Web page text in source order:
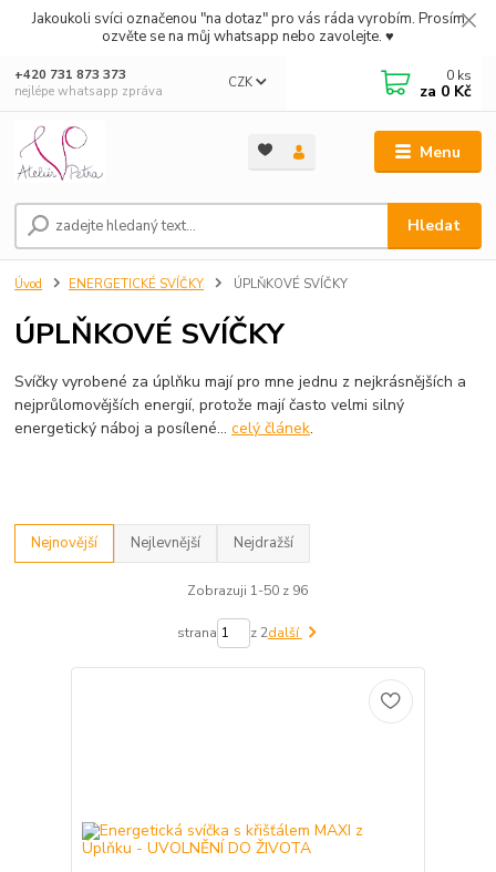
Jakoukoli svíci označenou "na dotaz" pro vás ráda vyrobím. Prosím
ozvěte se na můj whatsapp nebo zavolejte. ♥
Menu
CZK
Hledat
+420 731 873 373
nejlépe whatsapp zpráva
0 ks
za 0 Kč
Úvod ENERGETICKÉ SVÍČKY ÚPLŇKOVÉ SVÍČKY
ÚPLŇKOVÉ SVÍČKY
Svíčky vyrobené za úplňku mají pro mne jednu z nejkrásnějších a
nejprůlomovějších energií, protože mají často velmi silný
energetický náboj a posílené...celý článek.
Nejnovější Nejlevnější Nejdražší
Zobrazuji 1-50 z 96
strana z 2další